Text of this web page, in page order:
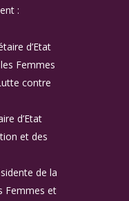
:
d’Etat
Femmes
contre
d’Etat
et des
de la
Femmes et